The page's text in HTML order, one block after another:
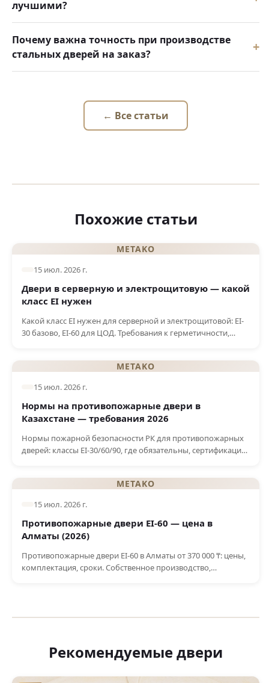
лучшими?
Почему важна точность при производстве
стальных дверей на заказ?
← Все статьи
Похожие статьи
METAKO
15 июл. 2026 г.
Двери в серверную и электрощитовую — какой
класс EI нужен
Какой класс EI нужен для серверной и электрощитовой: EI-
30 базово, EI-60 для ЦОД. Требования к герметичности,
METAKO
15 июл. 2026 г.
Нормы на противопожарные двери в
Казахстане — требования 2026
Нормы пожарной безопасности РК для противопожарных
дверей: классы EI-30/60/90, где обязательны, сертификация,
METAKO
15 июл. 2026 г.
Противопожарные двери EI-60 — цена в
Алматы (2026)
Противопожарные двери EI-60 в Алматы от 370 000 ₸: цены,
комплектация, сроки. Собственное производство,
Рекомендуемые двери